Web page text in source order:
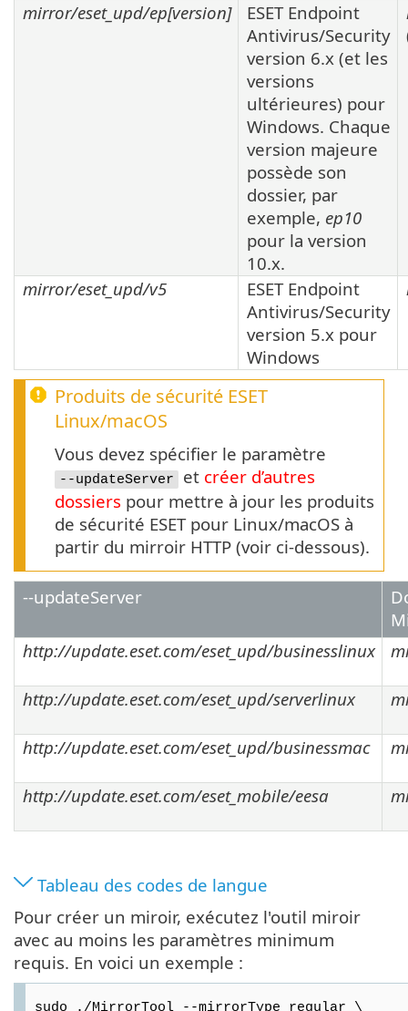
mirror/eset_upd/ep[version]
ESET Endpoint
Antivirus/Security
version 6.x (et les
versions
ultérieures) pour
Windows. Chaque
version majeure
possède son
dossier, par
exemple, ep10
pour la version
10.x.
mirror/eset_upd/v5
ESET Endpoint
Antivirus/Security
version 5.x pour
Windows
Produits de sécurité ESET
Linux/macOS
Vous devez spécifier le paramètre
--updateServer et créer d’autres
dossiers pour mettre à jour les produits
de sécurité ESET pour Linux/macOS à
partir du mirroir HTTP (voir ci-dessous).
--updateServer
http://update.eset.com/eset_upd/businesslinux
http://update.eset.com/eset_upd/serverlinux
http://update.eset.com/eset_upd/businessmac
http://update.eset.com/eset_mobile/eesa
Tableau des codes de langue
Pour créer un miroir, exécutez l'outil miroir
avec au moins les paramètres minimum
requis. En voici un exemple :
sudo ./MirrorTool --mirrorType regular \